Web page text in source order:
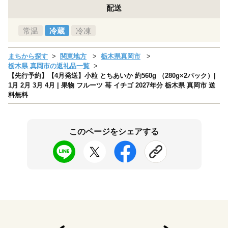
配送
常温 冷蔵 冷凍
まちから探す 関東地方
栃木県真岡市
栃木県 真岡市の返礼品一覧
【先行予約】【4月発送】小粒 とちあいか 約560g （280g×2パック）|
1月 2月 3月 4月 | 果物 フルーツ 苺 イチゴ 2027年分 栃木県 真岡市 送
料無料
このページをシェアする